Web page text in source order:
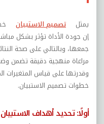
يمثل تصميم الاستبيان
إن جودة الأداة تؤثر بشكل
جمعها، وبالتالي على صحة
مراعاة منهجية دقيقة تضمن
وقدرتها على قياس
خطوات تصميم الاستبيان.
أولًا: تحديد أهداف الاستبيان